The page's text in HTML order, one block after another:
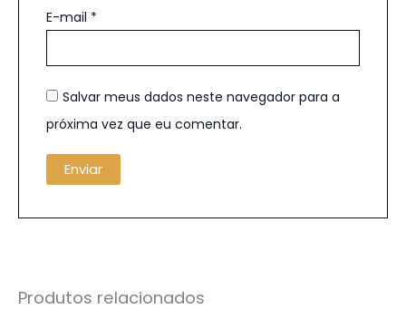
E-mail *
Salvar meus dados neste navegador para a
próxima vez que eu comentar.
Produtos relacionados